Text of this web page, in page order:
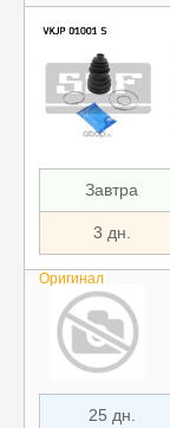
Завтра
3 дн.
Оригинал
25 дн.